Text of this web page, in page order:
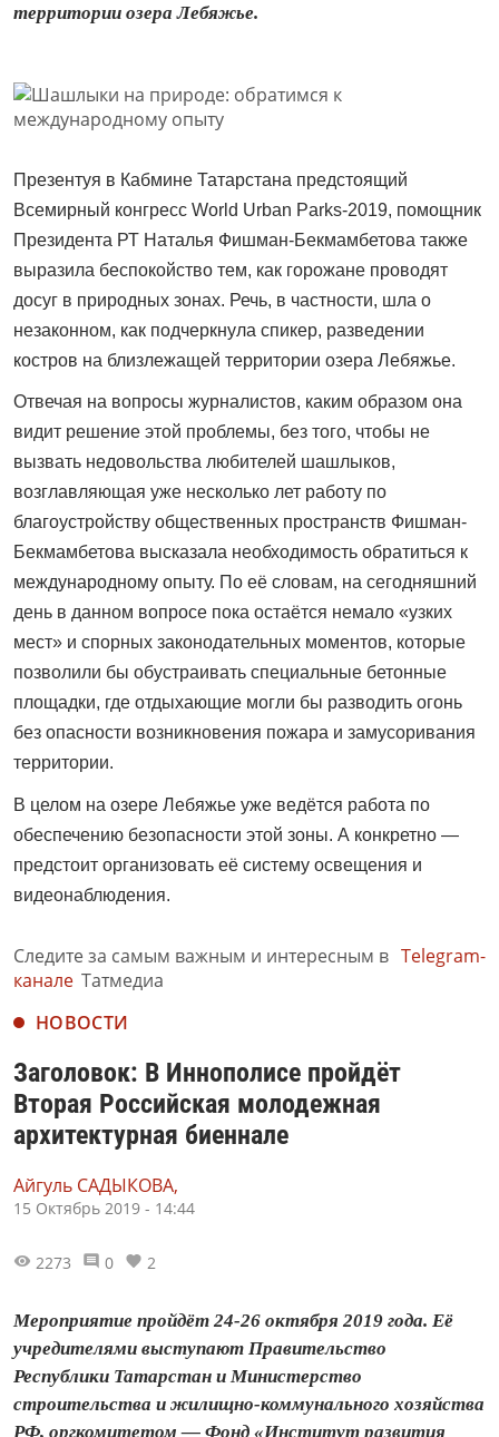
территории озера Лебяжье.
Презентуя в Кабмине Татарстана предстоящий
Всемирный конгресс World Urban Parks-2019, помощник
Президента РТ Наталья Фишман-Бекмамбетова также
выразила беспокойство тем, как горожане проводят
досуг в природных зонах. Речь, в частности, шла о
незаконном, как подчеркнула спикер, разведении
костров на близлежащей территории озера Лебяжье.
Отвечая на вопросы журналистов, каким образом она
видит решение этой проблемы, без того, чтобы не
вызвать недовольства любителей шашлыков,
возглавляющая уже несколько лет работу по
благоустройству общественных пространств Фишман-
Бекмамбетова высказала необходимость обратиться к
международному опыту. По её словам, на сегодняшний
день в данном вопросе пока остаётся немало «узких
мест» и спорных законодательных моментов, которые
позволили бы обустраивать специальные бетонные
площадки, где отдыхающие могли бы разводить огонь
без опасности возникновения пожара и замусоривания
территории.
В целом на озере Лебяжье уже ведётся работа по
обеспечению безопасности этой зоны. А конкретно —
предстоит организовать её систему освещения и
видеонаблюдения.
Следите за самым важным и интересным в Telegram-
канале Татмедиа
НОВОСТИ
Заголовок: В Иннополисе пройдёт
Вторая Российская молодежная
архитектурная биеннале
Айгуль САДЫКОВА,
15 Октябрь 2019 - 14:44
2273 0 2
Мероприятие пройдёт 24-26 октября 2019 года. Её
учредителями выступают Правительство
Республики Татарстан и Министерство
строительства и жилищно-коммунального хозяйства
РФ, оргкомитетом — Фонд «Институт развития